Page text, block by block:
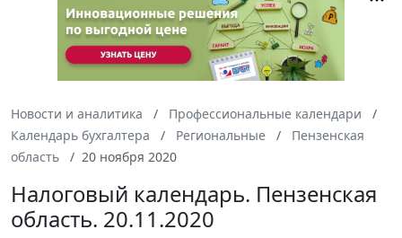
Новости и аналитика
Профессиональные календари
Календарь бухгалтера
Региональные
Пензенская
область
20 ноября 2020
Налоговый календарь. Пензенская
область. 20.11.2020